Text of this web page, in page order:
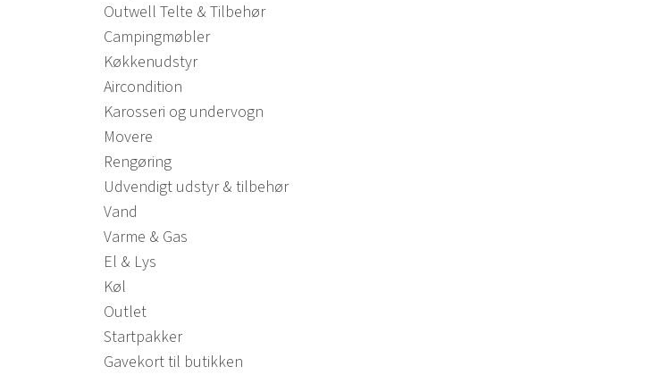
Outwell Telte & Tilbehør
Campingmøbler
Køkkenudstyr
Aircondition
Karosseri og undervogn
Movere
Rengøring
Udvendigt udstyr & tilbehør
Vand
Varme & Gas
El & Lys
Køl
Outlet
Startpakker
Gavekort til butikken